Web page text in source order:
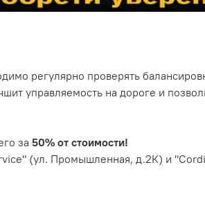
регулярно проверять
управляемость на дороге и
за 50% от стоимости!
(ул. Промышленная, д.2К) и